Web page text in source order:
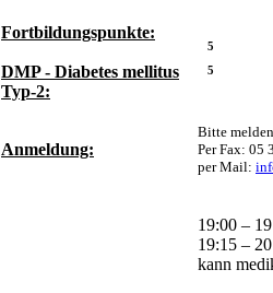
Fortbildungspunkte:
DMP - Diabetes mellitus
Typ-2:
5
5
Anmeldung:
Bitte
Per Fax: 05
per Mail:
19:00 –
19:15 –
kann